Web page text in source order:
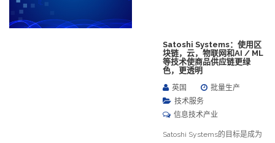
Satoshi Systems：使用区
块链，云，物联网和AI / ML
等技术使商品供应链更绿
色，更透明
英国
批量生产
技术服务
信息技术产业
Satoshi Systems的目标是成为